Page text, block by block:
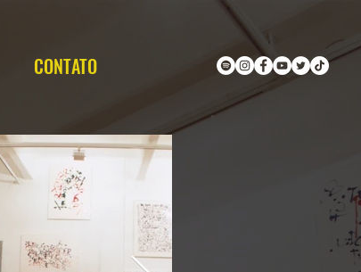
CONTATO